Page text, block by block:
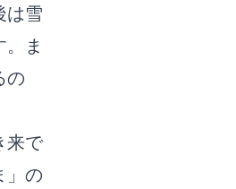
は雪
ま
の
来で
」の